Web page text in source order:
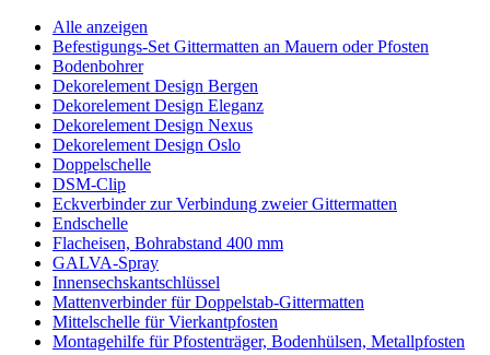
Alle anzeigen
Befestigungs-Set Gittermatten an Mauern oder Pfosten
Bodenbohrer
Dekorelement Design Bergen
Dekorelement Design Eleganz
Dekorelement Design Nexus
Dekorelement Design Oslo
Doppelschelle
DSM-Clip
Eckverbinder zur Verbindung zweier Gittermatten
Endschelle
Flacheisen, Bohrabstand 400 mm
GALVA-Spray
Innensechskantschlüssel
Mattenverbinder für Doppelstab-Gittermatten
Mittelschelle für Vierkantpfosten
Montagehilfe für Pfostenträger, Bodenhülsen, Metallpfosten